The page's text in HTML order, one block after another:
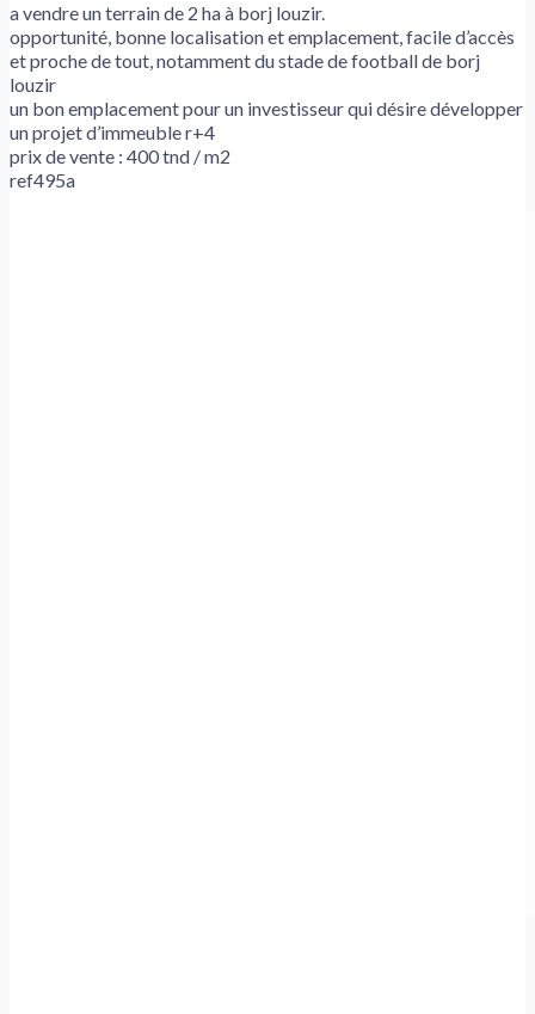
a vendre un terrain de 2 ha à borj louzir.
opportunité, bonne localisation et emplacement, facile d’accès
et proche de tout, notamment du stade de football de borj
louzir
un bon emplacement pour un investisseur qui désire développer
un projet d’immeuble r+4
prix de vente : 400 tnd / m2
ref495a